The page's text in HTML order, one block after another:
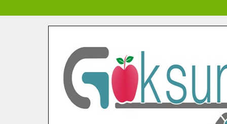
İlçe Jandarma Komutanı Karakaya’dan
Bertiz’in Yeni Köprüsünde Sona Doğru.